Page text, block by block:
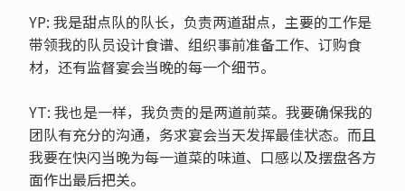
YP: 我是甜点队的队长，负责两道甜点，主要的工作是
带领我的队员设计食谱、组织事前准备工作、订购食
材，还有监督宴会当晚的每一个细节。
YT: 我也是一样，我负责的是两道前菜。我要确保我的
团队有充分的沟通，务求宴会当天发挥最佳状态。而且
我要在快闪当晚为每一道菜的味道、口感以及摆盘各方
面作出最后把关。